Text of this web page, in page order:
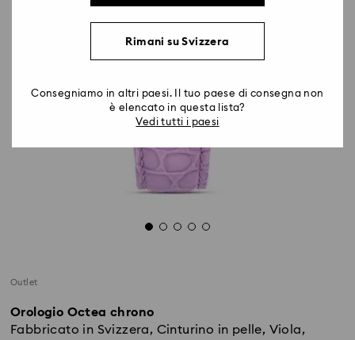
Outlet
Orologio Octea chrono
Fabbricato in Svizzera, Cinturino in pelle, Viola,
Rimani su Svizzera
Consegniamo in altri paesi. Il tuo paese di consegna non
è elencato in questa lista?
Vedi tutti i paesi